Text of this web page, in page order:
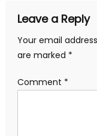
Leave a Reply
Your email
are marked *
Comment *